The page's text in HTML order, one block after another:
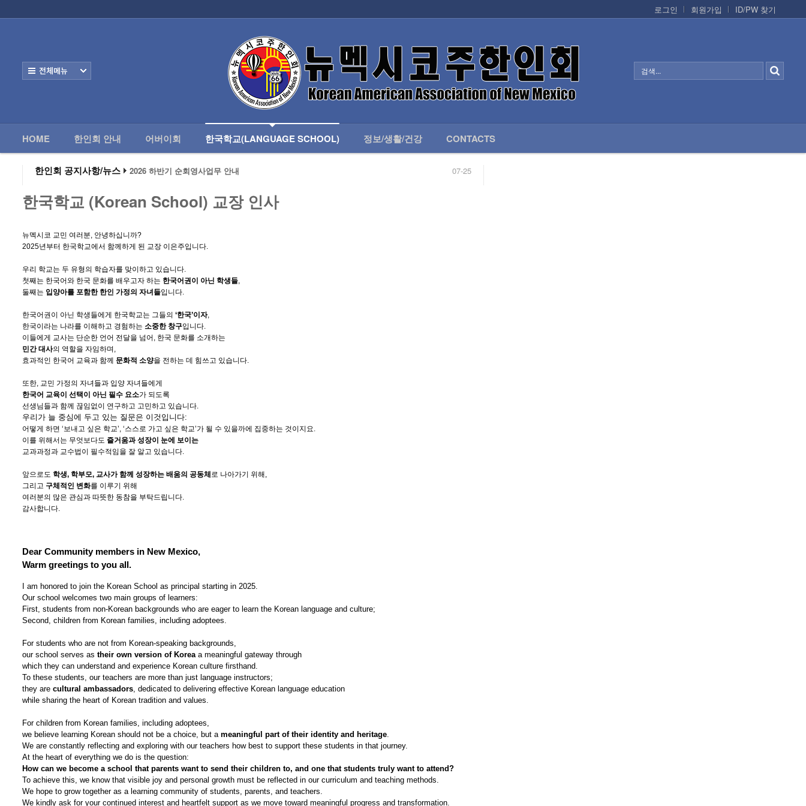
로그인
회원가입 ID/PW 찾기
HOME 한인회 안내 어버이회 한국학교(LANGUAGE SCHOOL) 정보/생활/건강 CONTACTS
한인회 공지사항/뉴스 07-25
2026 하반기 순회영사업무 안내
왕과 사는 남자 앨버커키에서 영화 상영합니다.
알버커키 감리교회 부흥회 조영진 목사님
2026년 3월 10일 상반기 순회 영사업무 안내
한국학교 (Korean School) 교장 인사
뉴멕시코 교민 여러분, 안녕하십니까?
2025년부터 한국학교에서 함께하게 된 교장 이은주입니다.
우리 학교는 두 유형의 학습자를 맞이하고 있습니다.
첫째는 한국어와 한국 문화를 배우고자 하는 한국어권이 아닌 학생들,
둘째는 입양아를 포함한 한인 가정의 자녀들입니다.
한국어권이 아닌 학생들에게 한국학교는 그들의 ‘한국’이자,
한국이라는 나라를 이해하고 경험하는 소중한 창구입니다.
이들에게 교사는 단순한 언어 전달을 넘어, 한국 문화를 소개하는
민간 대사의 역할을 자임하며,
효과적인 한국어 교육과 함께 문화적 소양을 전하는 데 힘쓰고 있습니다.
또한, 교민 가정의 자녀들과 입양 자녀들에게
한국어 교육이 선택이 아닌 필수 요소가 되도록
선생님들과 함께 끊임없이 연구하고 고민하고 있습니다.
우리가 늘 중심에 두고 있는 질문은 이것입니다:
어떻게 하면 ‘보내고 싶은 학교’, ‘스스로 가고 싶은 학교’가 될 수 있을까에 집중하는 것이지요.
이를 위해서는 무엇보다도 즐거움과 성장이 눈에 보이는
교과과정과 교수법이 필수적임을 잘 알고 있습니다.
앞으로도 학생, 학부모, 교사가 함께 성장하는 배움의 공동체로 나아가기 위해,
그리고 구체적인 변화를 이루기 위해
여러분의 많은 관심과 따뜻한 동참을 부탁드립니다.
감사합니다.
Dear Community members in New Mexico,
Warm greetings to you all.
I am honored to join the Korean School as principal starting in 2025.
Our school welcomes two main groups of learners:
First, students from non-Korean backgrounds who are eager to learn the Korean language and culture;
Second, children from Korean families, including adoptees.
For students who are not from Korean-speaking backgrounds,
our school serves as their own version of Korea a meaningful gateway through
which they can understand and experience Korean culture firsthand.
To these students, our teachers are more than just language instructors;
they are cultural ambassadors, dedicated to delivering effective Korean language education
while sharing the heart of Korean tradition and values.
For children from Korean families, including adoptees,
we believe learning Korean should not be a choice, but a meaningful part of their identity and heritage.
We are constantly reflecting and exploring with our teachers how best to support these students in that journey.
At the heart of everything we do is the question:
How can we become a school that parents want to send their children to, and one that students truly want to attend?
To achieve this, we know that visible joy and personal growth must be reflected in our curriculum and teaching methods.
We hope to grow together as a learning community of students, parents, and teachers.
We kindly ask for your continued interest and heartfelt support as we move toward meaningful progress and transformation.
한인회 안내
- 한국학교 교장인사
정보/생활/건강
Contacts